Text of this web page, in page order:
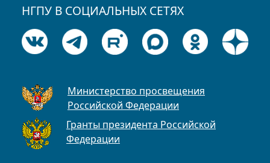
НГПУ В СОЦИАЛЬНЫХ СЕТЯХ
Министерство просвещения
Российской Федерации
Гранты президента Российской
Федерации